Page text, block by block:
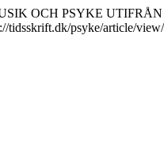
OCH PSYKE
tidsskrift.dk/psyke/article/